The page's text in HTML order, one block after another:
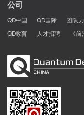
公司
QD中国 QD国际 团队
QD教育
人才招聘 《前